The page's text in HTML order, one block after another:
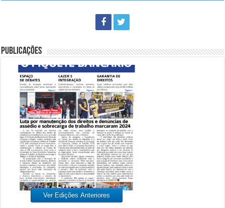
PUBLICAÇÕES
Ver Edições Anteriores